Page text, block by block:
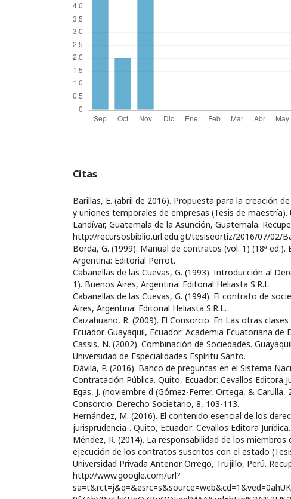
Citas
Barillas, E. (abril de 2016). Propuesta para la creación
y uniones temporales de empresas (Tesis de maestría).
Landívar, Guatemala de la Asunción, Guatemala.
http://recursosbiblio.url.edu.gt/tesiseortiz/2016/07/02/
Borda, G. (1999). Manual de contratos (vol. 1) (18ª ed.).
Argentina: Editorial Perrot.
Cabanellas de las Cuevas, G. (1993). Introducción al
1). Buenos Aires, Argentina: Editorial Heliasta S.R.L.
Cabanellas de las Cuevas, G. (1994). El contrato de
Aires, Argentina: Editorial Heliasta S.R.L.
Caizahuano, R. (2009). El Consorcio. En Las otras
Ecuador. Guayaquil, Ecuador: Academia Ecuatoriana de
Cassis, N. (2002). Combinación de Sociedades.
Universidad de Especialidades Espíritu Santo.
Dávila, P. (2016). Banco de preguntas en el Sistema
Contratación Pública. Quito, Ecuador: Cevallos Editora
Egas, J. (noviembre d (Gómez-Ferrer, Ortega, & Carulla,
Consorcio. Derecho Societario, 8, 103-113.
Hernández, M. (2016). El contenido esencial de los
jurisprudencia-. Quito, Ecuador: Cevallos Editora Jurídica.
Méndez, R. (2014). La responsabilidad de los miembros
ejecución de los contratos suscritos con el estado
Universidad Privada Antenor Orrego, Trujillo, Perú.
http://www.google.com/url?